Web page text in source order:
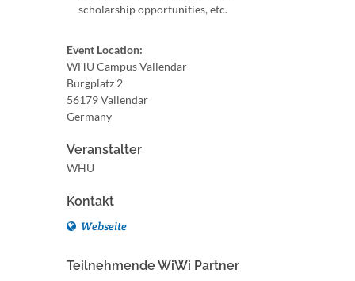
scholarship opportunities, etc.
Event Location:
WHU Campus Vallendar
Burgplatz 2
56179 Vallendar
Germany
Veranstalter
WHU
Kontakt
Webseite
Teilnehmende WiWi Partner